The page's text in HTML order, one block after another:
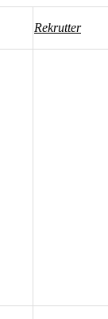
Rekrutter